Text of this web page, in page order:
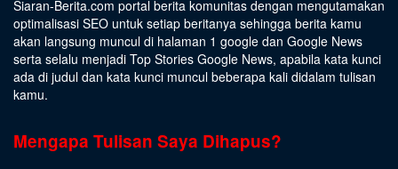
Siaran-Berita.com portal berita komunitas dengan mengutamakan
optimalisasi SEO untuk setiap beritanya sehingga berita kamu
akan langsung muncul di halaman 1 google dan Google News
serta selalu menjadi Top Stories Google News, apabila kata kunci
ada di judul dan kata kunci muncul beberapa kali didalam tulisan
kamu.
Mengapa Tulisan Saya Dihapus?